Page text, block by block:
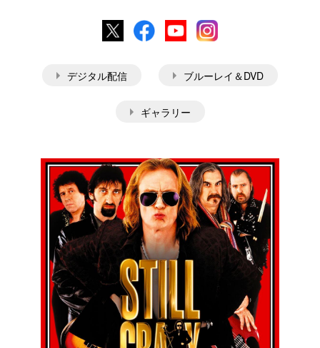
X FacebookYouTubeInstagram
デジタル配信 ブルーレイ＆DVD
ギャラリー